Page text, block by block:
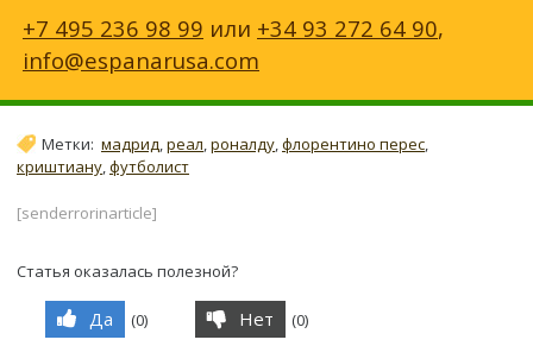
+7 495 236 98 99 или +34 93 272 64 90,
info@espanarusa.com
Метки: мадрид реал роналду флорентино перес
криштиану,футболист
[senderrorinarticle]
Статья оказалась полезной?
Да (0) Нет (0)